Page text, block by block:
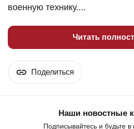
военную технику....
Читать
Поделиться
Наши новостные
Подписывайтесь и будьте в